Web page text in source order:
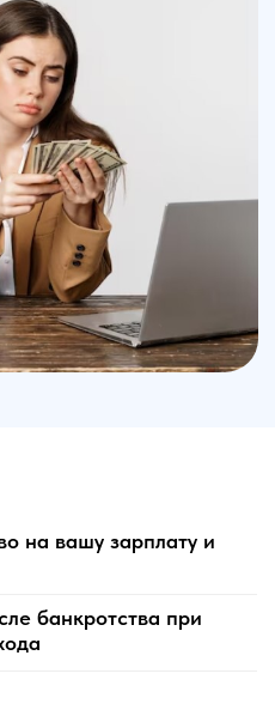
на вашу зарплату и
банкротства при